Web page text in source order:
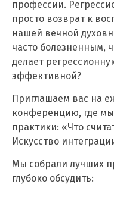
профессии.
просто возврат к
нашей вечной
часто болезненным,
делает
эффективной?
Приглашаем вас на
конференцию, где
практики: «Что
Искусство
Мы собрали лучших
глубоко обсудить: